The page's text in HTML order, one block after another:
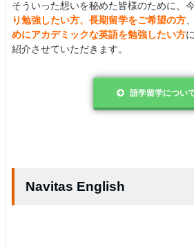
そういった想いを秘めた皆様のために、今
り勉強したい方、長期留学をご希望の方
めにアカデミックな英語を勉強したい方
紹介させていただきます。
語学留学につい
Navitas English